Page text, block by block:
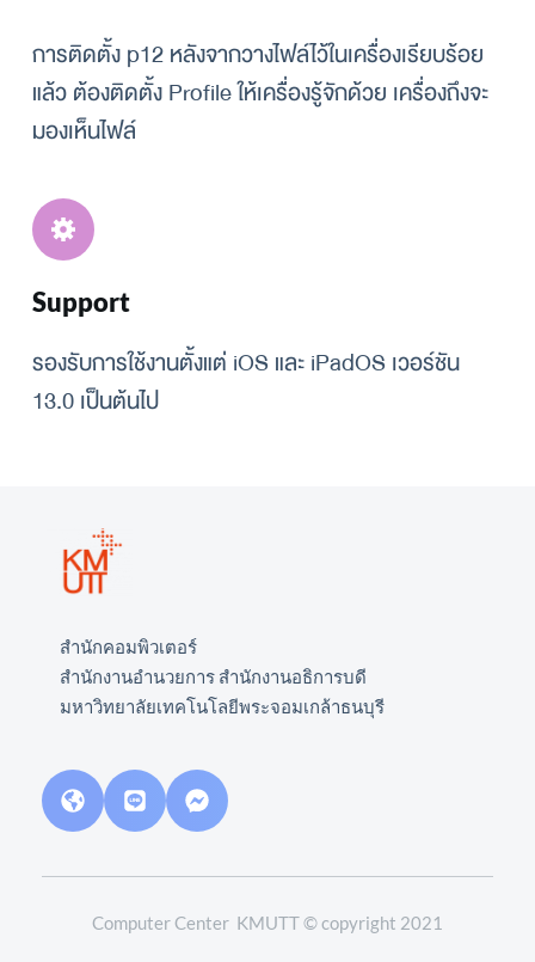
การติดตั้ง p12 หลังจากวางไฟล์ไว้ในเครื่องเรียบร้อย
แล้ว ต้องติดตั้ง Profile ให้เครื่องรู้จักด้วย เครื่องถึงจะ
มองเห็นไฟล์
Support
รองรับการใช้งานตั้งแต่ iOS และ iPadOS เวอร์ชัน
13.0 เป็นต้นไป
     สำนักคอมพิวเตอร์
     สำนักงานอำนวยการ สำนักงานอธิการบดี
     มหาวิทยาลัยเทคโนโลยีพระจอมเกล้าธนบุรี
Computer Center  KMUTT © copyright 2021